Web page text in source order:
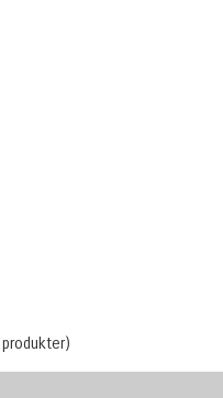
produkter)